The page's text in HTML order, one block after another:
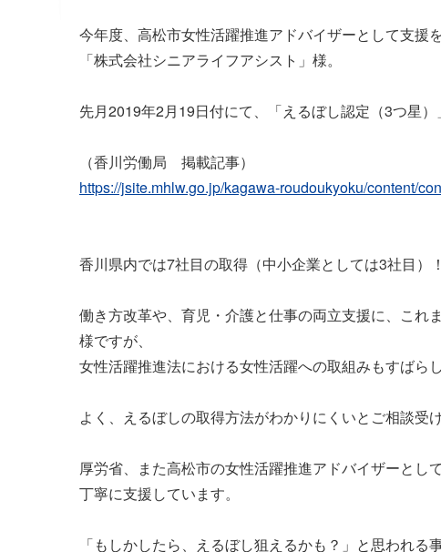
今年度、高松市女性活躍推進アドバイザーとして支援
「株式会社シニアライフアシスト」様。
先月2019年2月19日付にて、「えるぼし認定（3つ星）
（香川労働局 掲載記事）
https://jsite.mhlw.go.jp/kagawa-roudoukyoku/content/
香川県内では7社目の取得（中小企業としては3社目）！
働き方改革や、育児・介護と仕事の両立支援に、これ
様ですが、
女性活躍推進法における女性活躍への取組みもすばら
よく、えるぼしの取得方法がわかりにくいとご相談受
厚労省、また高松市の女性活躍推進アドバイザーとし
丁寧に支援しています。
「もしかしたら、えるぼし狙えるかも？」と思われる